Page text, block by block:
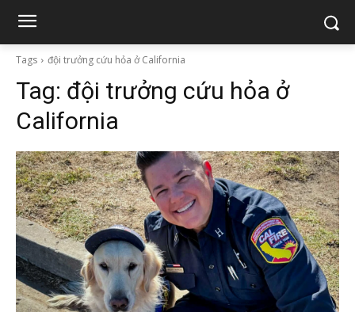
Tags đội trưởng cứu hỏa ở California
Tag: đội trưởng cứu hỏa ở
California